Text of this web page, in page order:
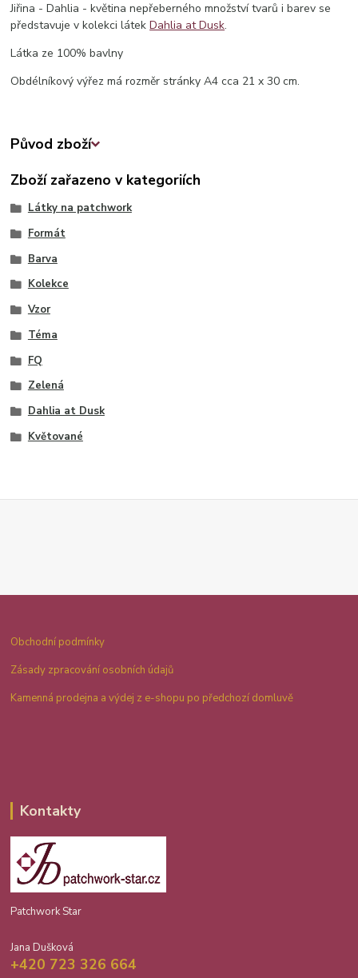
Jiřina - Dahlia - květina nepřeberného množství tvarů i barev se
představuje v kolekci látekDahlia at Dusk.
Látka ze 100% bavlny
Obdélníkový výřez má rozměr stránky A4 cca 21 x 30 cm.
Původ zboží
Zboží zařazeno v kategoriích
Látky na patchwork
Formát
Barva
Kolekce
Vzor
Téma
FQ
Zelená
Dahlia at Dusk
Květované
Obchodní podmínky
Zásady zpracování osobních údajů
Kamenná prodejna a výdej z e-shopu po předchozí domluvě
Kontakty
Patchwork Star
Jana Dušková
+420 723 326 664